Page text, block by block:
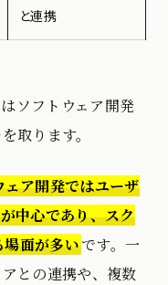
と連携
ソフトウェア開発
取ります。
ェア開発ではユーザ
中心であり、スク
面が多いです。一
との連携や、複数